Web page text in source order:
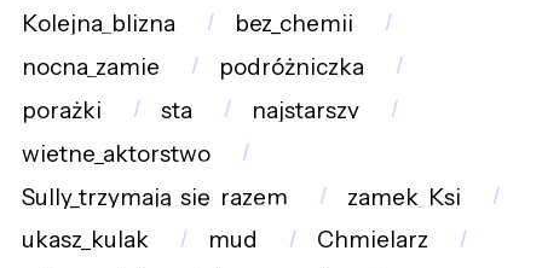
Kolejna_blizna
bez_chemii
nocna_zamie
podróżniczka
porażki
sta
najstarszy
wietne_aktorstwo
Sully_trzymają_się_razem
zamek_Ksi
ukasz_kulak
mud
Chmielarz